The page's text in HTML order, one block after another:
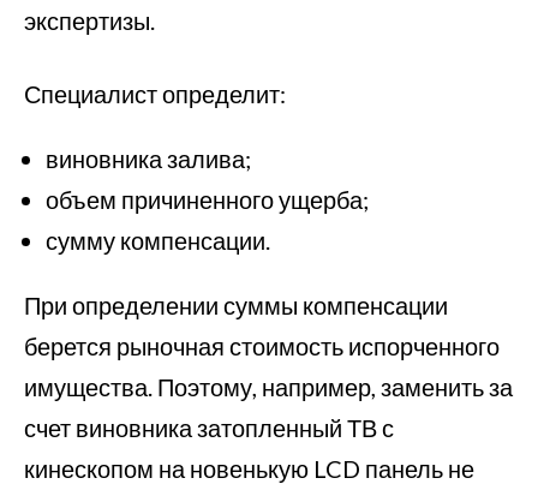
экспертизы.
Специалист определит:
виновника залива;
объем причиненного ущерба;
сумму компенсации.
При определении суммы компенсации
берется рыночная стоимость испорченного
имущества. Поэтому, например, заменить за
счет виновника затопленный ТВ с
кинескопом на новенькую LCD панель не